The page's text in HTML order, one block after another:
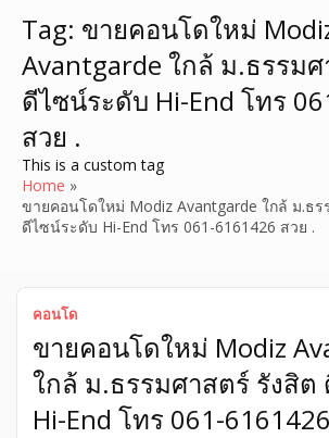
หน้าแรกกูเกิล ฟรีประกาศข
อสังหา ของมือสอง รถยนต์
บริการ
Tag: ขายคอนโดใหม่
Avantgarde ใกล้ ม.ธรรม
ดีไซน์ระดับ Hi-End โทร
สวย .
This is a custom tag
Home
ขายคอนโดใหม่ Modiz Avantgarde ใกล้ ม.ธ
ดีไซน์ระดับ Hi-End โทร 061-6161426 สวย .
คอนโด
ขายคอนโดใหม่ Modiz
ใกล้ ม.ธรรมศาสตร์ รังสิต
Hi-End โทร 061-6161426